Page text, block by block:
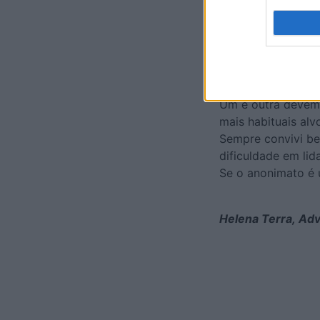
visão da
da história não
sabedoria
Um e outra
mais habituais
Sempre convivi
dificuldade em
Se o anonimato é
Helena Terra,